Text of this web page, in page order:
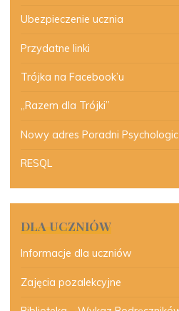
Ubezpieczenie ucznia
Przydatne linki
Trójka na Facebook’u
„Razem dla Trójki”
Nowy adres Poradni
RESQL
DLA UCZNIÓW
Informacje dla uczniów
Zajęcia pozalekcyjne